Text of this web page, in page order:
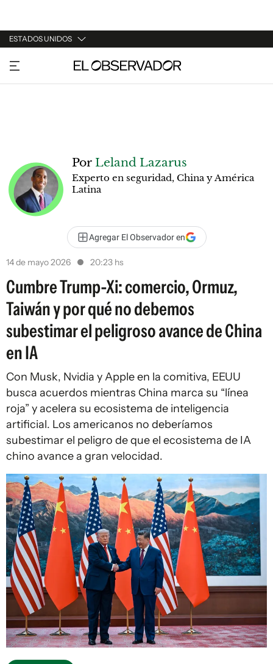
ESTADOS UNIDOS
URUGUAY
ARGENTINA
Por Leland Lazarus
Experto en seguridad, China y América
Latina
Agregar El Observador en
14 de mayo 2026 20:23 hs
Cumbre Trump-Xi: comercio, Ormuz,
Taiwán y por qué no debemos
subestimar el peligroso avance de China
en IA
Con Musk, Nvidia y Apple en la comitiva, EEUU
busca acuerdos mientras China marca su “línea
roja” y acelera su ecosistema de inteligencia
artificial. Los americanos no deberíamos
subestimar el peligro de que el ecosistema de IA
chino avance a gran velocidad.